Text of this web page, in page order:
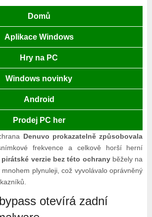
Domů
Aplikace Windows
Hry na PC
Windows novinky
Android
Prodej PC her
Denuvo prokazatelně způsobovala
frekvence a celkově horší herní
pirátské verzie bez této ochranyběžely na
plynuleji, což vyvolávalo oprávněný
otevírá zadní